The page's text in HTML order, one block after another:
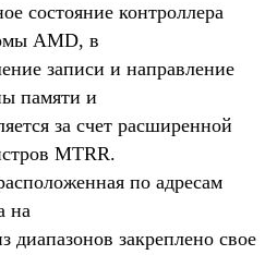
состояние контроллера
AMD, в
записи и направление
памяти и
за счет расширенной
MTRR.
по адресам
на
диапазонов закреплено свое